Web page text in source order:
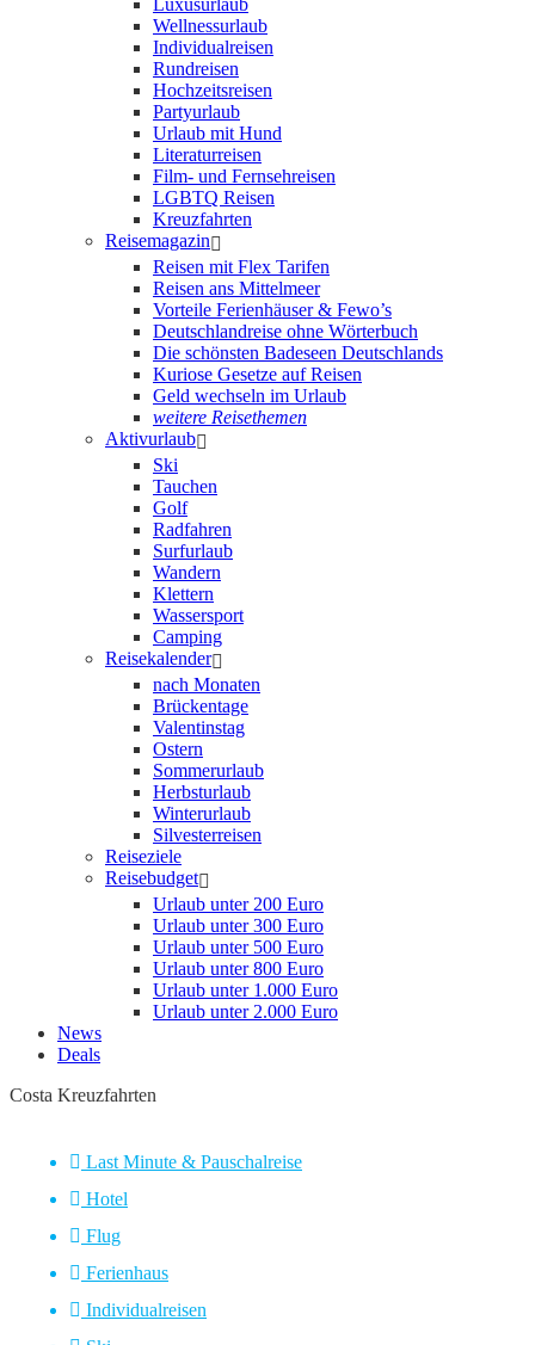
Luxusurlaub
Wellnessurlaub
Individualreisen
Rundreisen
Hochzeitsreisen
Partyurlaub
Urlaub mit Hund
Literaturreisen
Film- und Fernsehreisen
LGBTQ Reisen
Kreuzfahrten
Reisemagazin
Reisen mit Flex Tarifen
Reisen ans Mittelmeer
Vorteile Ferienhäuser & Fewo’s
Deutschlandreise ohne Wörterbuch
Die schönsten Badeseen Deutschlands
Kuriose Gesetze auf Reisen
Geld wechseln im Urlaub
weitere Reisethemen
Aktivurlaub
Ski
Tauchen
Golf
Radfahren
Surfurlaub
Wandern
Klettern
Wassersport
Camping
Reisekalender
nach Monaten
Brückentage
Valentinstag
Ostern
Sommerurlaub
Herbsturlaub
Winterurlaub
Silvesterreisen
Reiseziele
Reisebudget
Urlaub unter 200 Euro
Urlaub unter 300 Euro
Urlaub unter 500 Euro
Urlaub unter 800 Euro
Urlaub unter 1.000 Euro
Urlaub unter 2.000 Euro
News
Deals
Costa Kreuzfahrten
Last Minute & Pauschalreise
Hotel
Flug
Ferienhaus
Individualreisen